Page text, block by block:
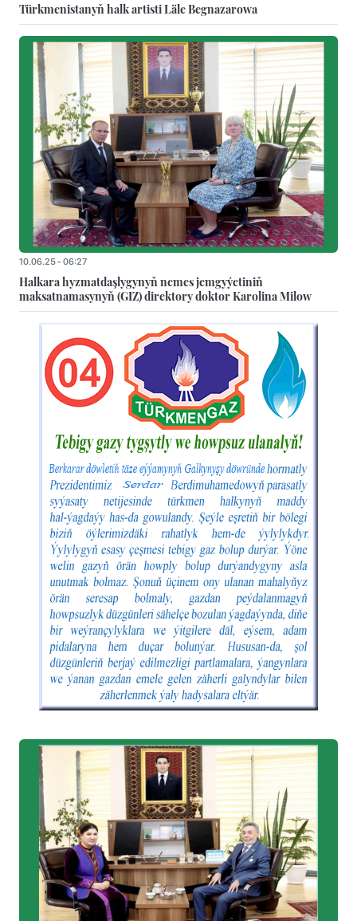
Türkmenistanyň halk artisti Läle Begnazarowa
10.06.25 - 06:27
Halkara hyzmatdaşlygynyň nemes jemgyýetiniň
maksatnamasynyň (GIZ) direktory doktor Karolina Milow